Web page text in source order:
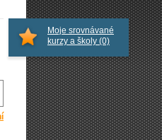
Moje srovnávané
kurzy a školy (0)